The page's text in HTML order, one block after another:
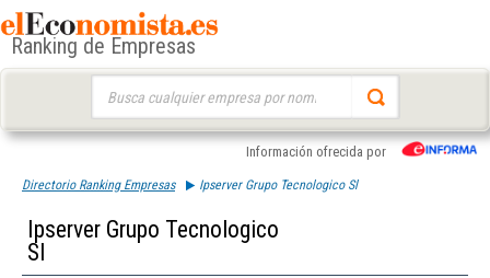
Ranking de Empresas
Información ofrecida por
Directorio Ranking Empresas Ipserver Grupo Tecnologico Sl
Ipserver Grupo Tecnologico
Sl